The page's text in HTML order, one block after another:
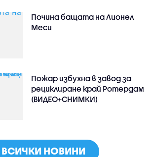
Почина бащата на Лионел
Меси
Пожар избухна в завод за
рециклиране край Ротердам
(ВИДЕО+СНИМКИ)
ВСИЧКИ НОВИНИ